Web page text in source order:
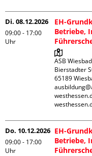
Di. 08.12.2026
09:00 - 17:00
Uhr
EH-
Betriebe,
ASB
Bierstadter
65189
Do. 10.12.2026
09:00 - 17:00
Uhr
EH-
Betriebe,